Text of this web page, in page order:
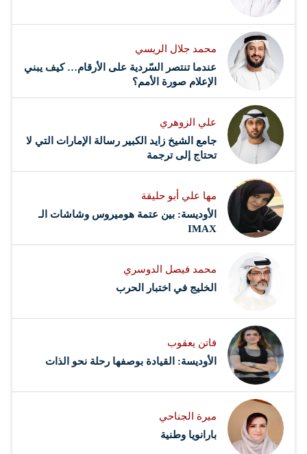
محمد جلال الريسي
عندما تنتصر السّردية على الأرقام… كيف يبني
الإعلام صورة الأمم؟
علي الزوهري
جامع الشيخ زايد الكبير رسالة الإمارات التي لا
تحتاج إلى ترجمة
مها علي أبو حليقة
الأوديسة: بين عتمة هوميروس وشاشات الـ
IMAX
محمد فيصل الدوسري ​
‏الخليج في اختبار الحرب
فاتن يعقوب
الأوديسة: القيادة بوصفها رحلة نحو الذات
ميرة الجناحي
بارانويا وطنية